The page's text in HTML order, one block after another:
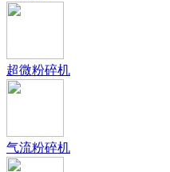
超微粉碎机
气流粉碎机